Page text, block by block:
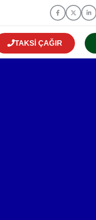
TAKSI ÇAĞIR